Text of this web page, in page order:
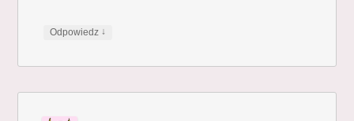
Odpowiedz ↓